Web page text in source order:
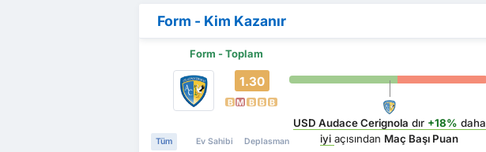
Form - Kim Kazanır
Form - Toplam
1.30
B M B B B
Tüm Ev Sahibi Deplasman
USD Audace Cerignola dır +18% daha
iyiaçısından Maç Başı Puan